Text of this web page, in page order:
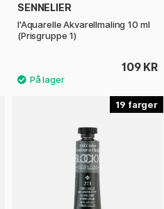
SENNELIER
l'Aquarelle Akvarellmaling 10 ml
(Prisgruppe 1)
109 KR
19